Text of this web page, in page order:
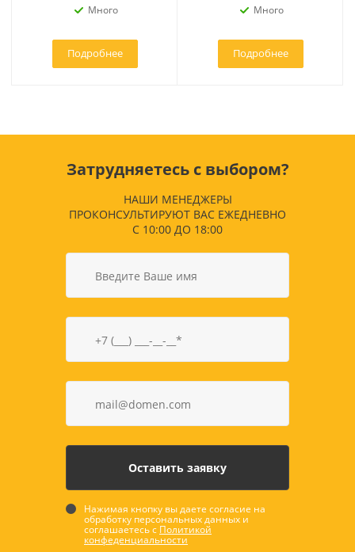
Много
Подробнее
Много
Подробнее
Затрудняетесь с выбором?
НАШИ МЕНЕДЖЕРЫ
ПРОКОНСУЛЬТИРУЮТ ВАС ЕЖЕДНЕВНО
С 10:00 ДО 18:00
Нажимая кнопку вы даете согласие на
обработку персональных данных и
соглашаетесь с Политикой
конфеденциальности